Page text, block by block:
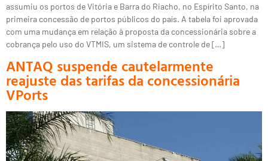
assumiu os portos de Vitória e Barra do Riacho, no Espírito Santo, na
primeira concessão de portos públicos do país. A tabela foi aprovada
com uma mudança em relação à proposta da concessionária sobre a
cobrança pelo uso do VTMIS, um sistema de controle de […]
ANTAQ suspende cautelarmente
reajuste das tarifas da concessionária
VPorts